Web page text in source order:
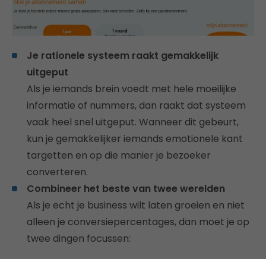
Je rationele systeem raakt gemakkelijk
uitgeput
Als je iemands brein voedt met hele moeilijke
informatie of nummers, dan raakt dat systeem
vaak heel snel uitgeput. Wanneer dit gebeurt,
kun je gemakkelijker iemands emotionele kant
targetten en op die manier je bezoeker
converteren.
Combineer het beste van twee werelden
Als je echt je business wilt laten groeien en niet
alleen je conversiepercentages, dan moet je op
twee dingen focussen: